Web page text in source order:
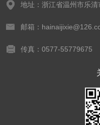
地址：浙江省温州市乐
邮箱：
传真：0577-55779675